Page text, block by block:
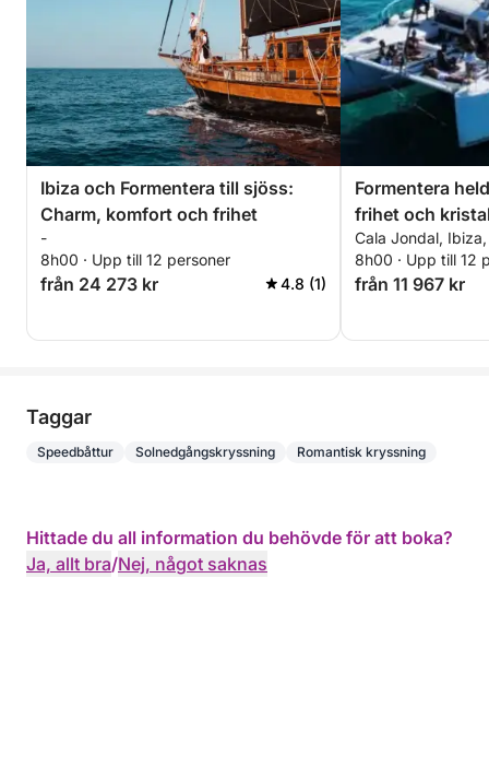
Ibiza och Formentera till sjöss:
Charm, komfort och frihet
-
8h00 · Upp till 12 personer
från 24 273 kr 4.8 (1)
Formentera
frihet och
Cala Jondal,
8h00 · Upp till 12
från 11 967 kr
Taggar
Speedbåttur Solnedgångskryssning Romantisk kryssning
Hittade du all information du behövde för att boka?
Ja, allt bra/Nej, något saknas